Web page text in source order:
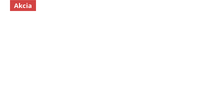
Akcia